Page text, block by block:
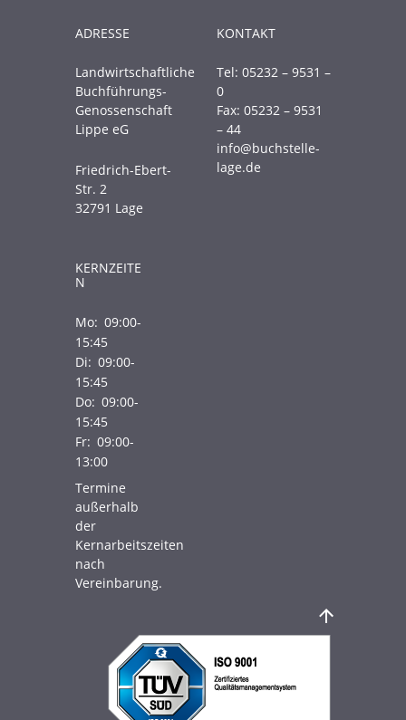
ADRESSE
Landwirtschaftliche
Buchführungs-
Genossenschaft
Lippe eG
Friedrich-Ebert-
Str. 2
32791 Lage
KONTAKT
Tel: 05232 – 9531 –
0
Fax: 05232 – 9531
– 44
info@buchstelle-
lage.de
KERNZEITE
N
Mo: 09:00-
15:45
Di: 09:00-
15:45
Do: 09:00-
15:45
Fr: 09:00-
13:00
Termine
außerhalb
der
Kernarbeitszeiten
nach
Vereinbarung.